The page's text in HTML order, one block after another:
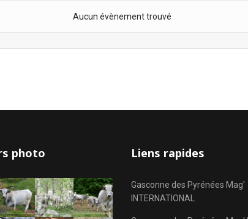
Aucun évènement trouvé
photo Liens rapides
Gasconne des Pyrénées Mag'
INTERNATIONAL